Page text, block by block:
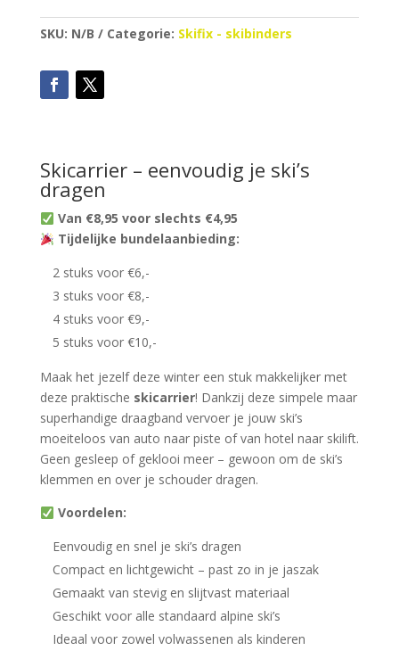
SKU: N/B Categorie: Skifix - skibinders
Skicarrier – eenvoudig je ski’s
dragen
Van €8,95 voor slechts €4,95
Tijdelijke bundelaanbieding:
2 stuks voor €6,-
3 stuks voor €8,-
4 stuks voor €9,-
5 stuks voor €10,-
Maak het jezelf deze winter een stuk makkelijker met
deze praktische skicarrier! Dankzij deze simpele maar
superhandige draagband vervoer je jouw ski’s
moeiteloos van auto naar piste of van hotel naar skilift.
Geen gesleep of geklooi meer – gewoon om de ski’s
klemmen en over je schouder dragen.
Voordelen:
Eenvoudig en snel je ski’s dragen
Compact en lichtgewicht – past zo in je jaszak
Gemaakt van stevig en slijtvast materiaal
Geschikt voor alle standaard alpine ski’s
Ideaal voor zowel volwassenen als kinderen